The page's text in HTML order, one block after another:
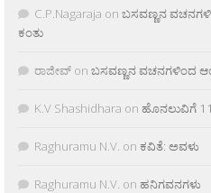
C.P.Nagaraja on ಬಸವಣ್ಣನ
ಕಂತು
ರಾಜೀವ್ on ಬಸವಣ್ಣನ ವಚನಗಳಿಂದ
K.V Shashidhara on ಹೊನಲುವಿಗೆ
Raghuramu N.V. on ಕವಿತೆ: ಅವಳು
Raghuramu N.V. on ಹನಿಗವನಗಳು